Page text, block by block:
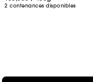
2 contenances disponibles